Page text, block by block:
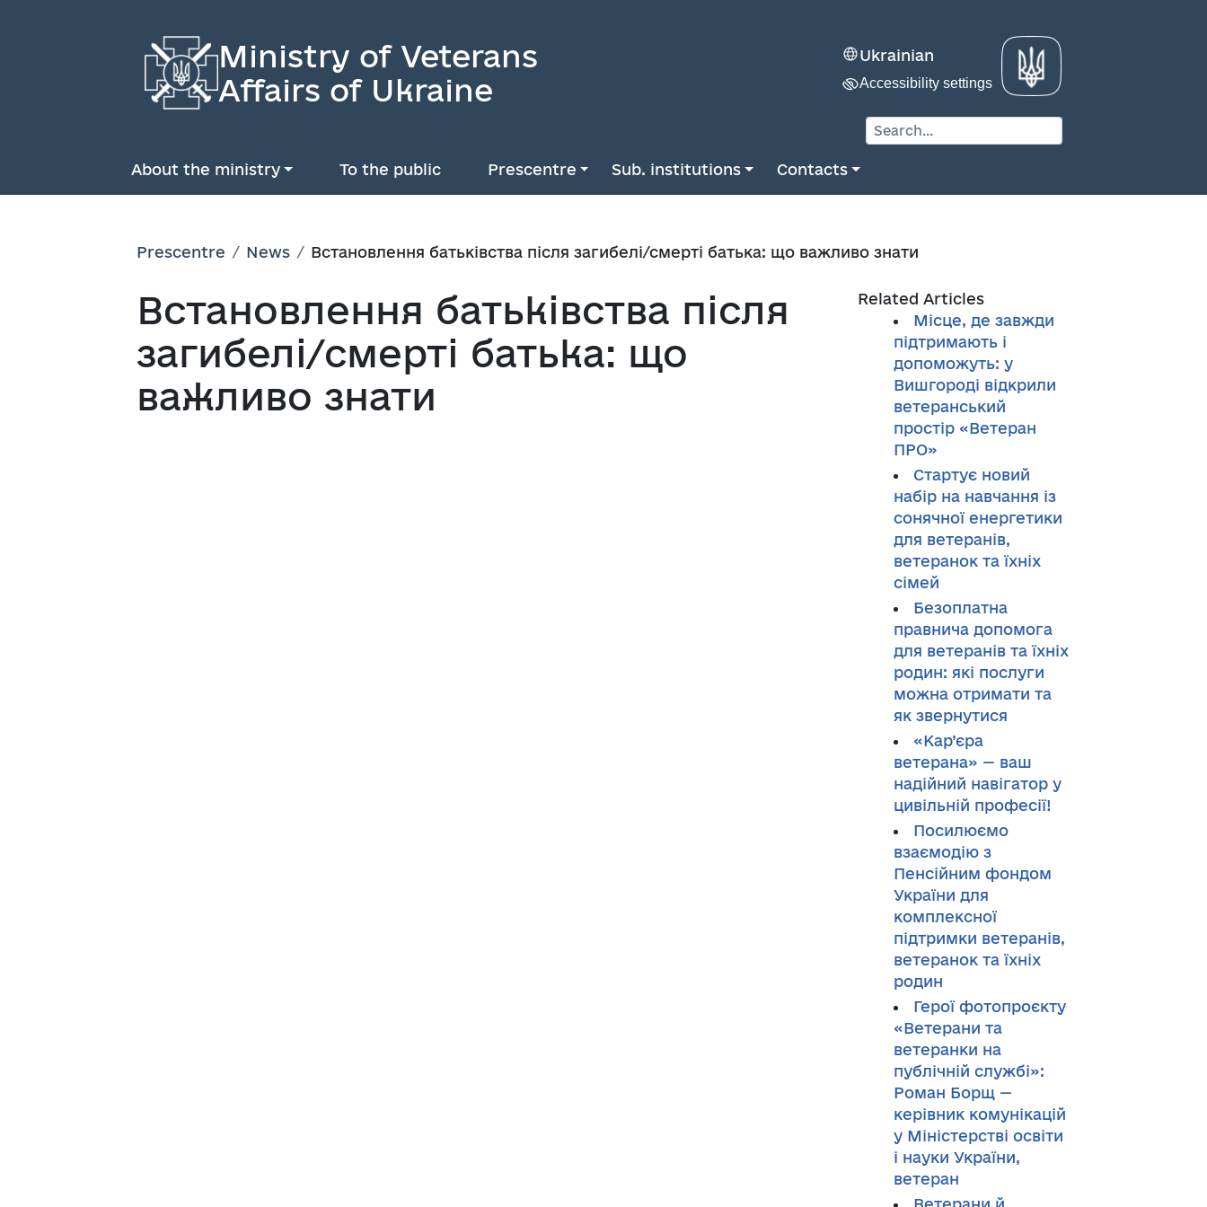
Ministry of Veterans
Affairs of Ukraine
Ukrainian
Accessibility settings
About the ministry To the public Prescentre Sub. institutions Contacts
Prescentre News Встановлення батьківства після загибелі/смерті батька: що важливо знати
Встановлення батьківства після
загибелі/смерті батька: що
важливо знати
Related Articles
Місце, де завжди
підтримають і
допоможуть: у
Вишгороді відкрили
ветеранський
простір «Ветеран
ПРО»
Стартує новий
набір на навчання із
сонячної енергетики
для ветеранів,
ветеранок та їхніх
сімей
Безоплатна
правнича допомога
для ветеранів та їхніх
родин: які послуги
можна отримати та
як звернутися
«Кар’єра
ветерана» — ваш
надійний навігатор у
цивільній професії!
Посилюємо
взаємодію з
Пенсійним фондом
України для
комплексної
підтримки ветеранів,
ветеранок та їхніх
родин
Герої фотопроєкту
«Ветерани та
ветеранки на
публічній службі»:
Роман Борщ —
керівник комунікацій
у Міністерстві освіти
і науки України,
ветеран